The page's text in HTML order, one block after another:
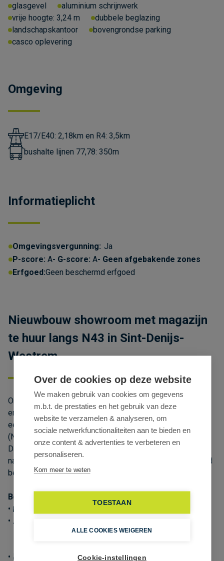
glasgevel
aluminium schrijnwerk
vrije hoogte: 3,24 m
dubbele beglazing
landschapskantoor
bovengrondse parking
casco oplevering
Omgeving
E17/E40: 2,18km en R4: 3,5km
bushalte lijnen 77,78: 350m
Informatieplicht
Omgevingsvergunning: Ja
P-score: A G-score: A Geen afgebakende zones
Erfgoed:Geen beschermd erfgoed
Nieuwbouw showroom met magazijn
te huur langs N43 in Sint-Denijs-
Westrem
Ontdek dit nieuwbouw casco handelspand met showroom
en magazijn te huur in Sint-Denijs-Westrem, gelegen op
een absolute zichtlocatie langs de Kortrijksesteenweg
(N43), één van de belangrijkste invalswegen van Gent.
Dankzij de vlotte verbinding naar de E17, E40 en R4 en de
nabijheid van een busknooppunt is deze locatie uitstekend
bereikbaar voor klanten en medewerkers.
Beschikbare oppervlakte
• 🏬 1.870 m² showroom/winkelruimte (casco)
• 📐 Verdiept over:
– 935 m² gelijkvloers
• 🏭 Mogelijkheid tot 700 m² magazijn/opslagruimte
Over de cookies op deze website
We maken gebruik van cookies om gegevens
m.b.t. de prestaties en het gebruik van deze
website te verzamelen & analyseren, om
sociale netwerkfunctionaliteiten aan te bieden en
onze content & advertenties te verbeteren en
personaliseren.
Kom meer te weten
TOESTAAN
ALLE COOKIES WEIGEREN
Cookie-instellingen